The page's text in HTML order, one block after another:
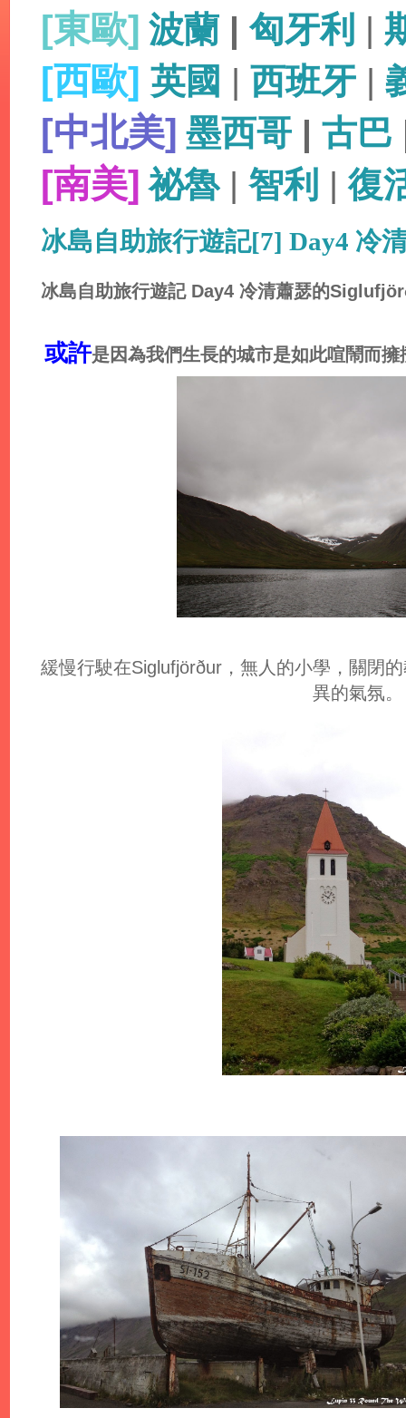
[東歐] 波蘭 | 匈牙利 |
[西歐] 英國 | 西班牙 |
[中北美] 墨西哥 | 古巴
[南美] 祕魯| 智利 |復
冰島自助旅行遊記[7] Day4 冷
冰島自助旅行遊記 Day4 冷清蕭瑟的
或許是因為我們生長的城市是如此喧鬧而
緩慢行駛在Siglufjörður，無人的小學，關閉
異的氣氛。